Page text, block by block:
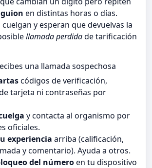
en distintas horas o días.
cuelgan y esperan que devuelvas la
llamada perdidade tarificación
una llamada sospechosa
códigos de verificación,
tarjeta ni contraseñas por
y contacta al organismo por
oficiales.
experiencia arriba (calificación,
y comentario). Ayuda a otros.
del númeroen tu dispositivo